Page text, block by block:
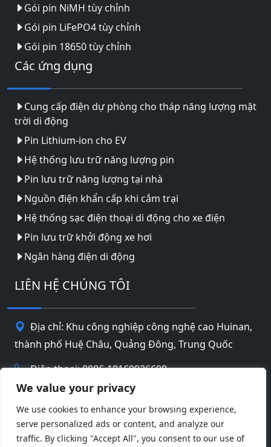
We value your privacy
We use cookies to enhance your browsing experience,
serve personalized ads or content, and analyze our
traffic. By clicking "Accept All", you consent to our use of
Gói pin NiMH tùy chỉnh
Gói pin LiFePO4 tùy chỉnh
Gói pin 18650 tùy chỉnh
Các ứng dụng
Cung cấp điện dự phòng cho tháp năng lượng mặt
trời di động
Pin Lithium-ion cho EV
Hệ thống lưu trữ năng lượng pin
Pin lưu trữ năng lượng tại nhà
Nguồn điện khẩn cấp khi cắm trại
Hệ thống sạc điện thoại di động cho xe điện
Pin lưu trữ khởi động xe hơi
Ngân hàng điện di động
LIÊN HỆ CHÚNG TÔI
Địa chỉ: Khu công nghiệp công nghệ cao Huinan,
thành phố Huệ Châu, Quảng Đông, Trung Quốc
Điện thoại: 0086-18169936698
info@jbbatterychina.com
Chính sách bảo mật